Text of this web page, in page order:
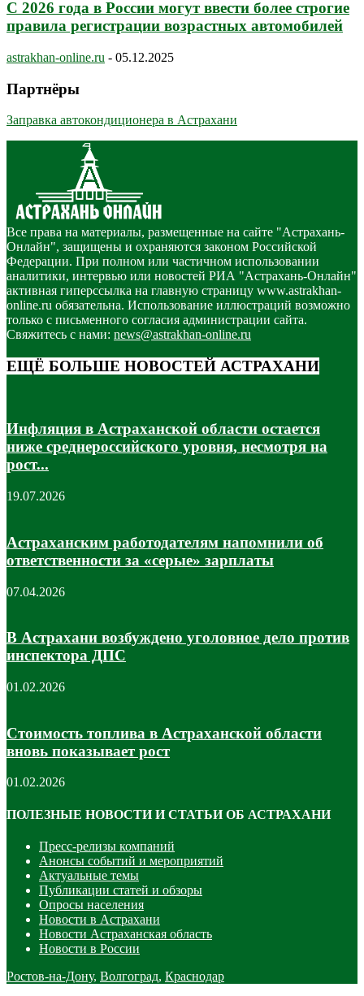
С 2026 года в России могут ввести более строгие
правила регистрации возрастных автомобилей
astrakhan-online.ru - 05.12.2025
Партнёры
Заправка автокондиционера в Астрахани
Все права на материалы, размещенные на сайте "Астрахань-
Онлайн", защищены и охраняются законом Российской
Федерации. При полном или частичном использовании
аналитики, интервью или новостей РИА "Астрахань-Онлайн"
активная гиперссылка на главную страницу www.astrakhan-
online.ru обязательна. Использование иллюстраций возможно
только с письменного согласия администрации сайта.
Свяжитесь с нами: news@astrakhan-online.ru
ЕЩЁ БОЛЬШЕ НОВОСТЕЙ АСТРАХАНИ
Инфляция в Астраханской области остается
ниже среднероссийского уровня, несмотря на
рост...
19.07.2026
Астраханским работодателям напомнили об
ответственности за «серые» зарплаты
07.04.2026
В Астрахани возбуждено уголовное дело против
инспектора ДПС
01.02.2026
Стоимость топлива в Астраханской области
вновь показывает рост
01.02.2026
ПОЛЕЗНЫЕ НОВОСТИ И СТАТЬИ ОБ АСТРАХАНИ
Пресс-релизы компаний
Анонсы событий и мероприятий
Актуальные темы
Публикации статей и обзоры
Опросы населения
Новости в Астрахани
Новости Астраханская область
Новости в России
Ростов-на-Дону, Волгоград, Краснодар